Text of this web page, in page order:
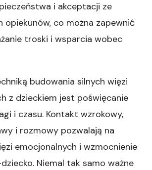
i akceptacji ze
opiekunów, co można zapewnić
troski i wsparcia wobec
budowania silnych więzi
z dzieckiem jest poświęcanie
i czasu. Kontakt wzrokowy,
i rozmowy pozwalają na
emocjonalnych i wzmocnienie
Niemal tak samo ważne